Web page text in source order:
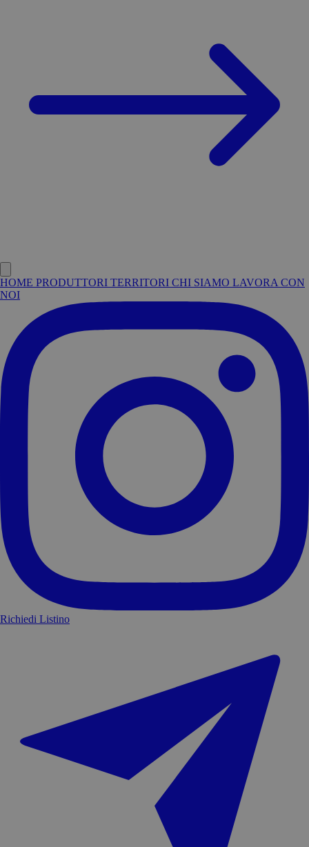
HOME PRODUTTORI TERRITORI CHI SIAMO LAVORA CON
NOI
Richiedi Listino